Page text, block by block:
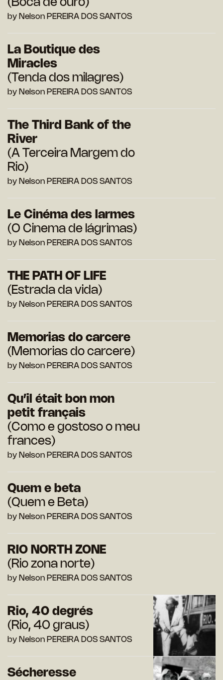
(Boca de ouro)
by Nelson PEREIRA DOS SANTOS
La Boutique des
Miracles
(Tenda dos milagres)
by Nelson PEREIRA DOS SANTOS
The Third Bank of the
River
(A Terceira Margem do
Rio)
by Nelson PEREIRA DOS SANTOS
Le Cinéma des larmes
(O Cinema de lágrimas)
by Nelson PEREIRA DOS SANTOS
THE PATH OF LIFE
(Estrada da vida)
by Nelson PEREIRA DOS SANTOS
Memorias do carcere
(Memorias do carcere)
by Nelson PEREIRA DOS SANTOS
Qu’il était bon mon
petit français
(Como e gostoso o meu
frances)
by Nelson PEREIRA DOS SANTOS
Quem e beta
(Quem e Beta)
by Nelson PEREIRA DOS SANTOS
RIO NORTH ZONE
(Rio zona norte)
by Nelson PEREIRA DOS SANTOS
Rio, 40 degrés
(Rio, 40 graus)
by Nelson PEREIRA DOS SANTOS
Sécheresse